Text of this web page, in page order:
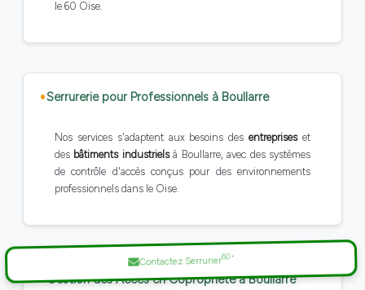
Contactez Serrurier60*
le 60 Oise.
Serrurerie pour Professionnels à Boullarre
Nos services s'adaptent aux besoins desentrepriseset
des bâtiments industrielsà Boullarre, avec des systèmes
de contrôle d'accès conçus pour des environnements
professionnels dans le Oise.
Gestion des Accès en Copropriété à Boullarre